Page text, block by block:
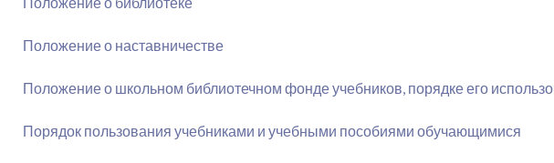
Положение о наставничестве
Положение о школьном библиотечном фонде учебников, порядке его
Порядок пользования учебниками и учебными пособиями обучающимися